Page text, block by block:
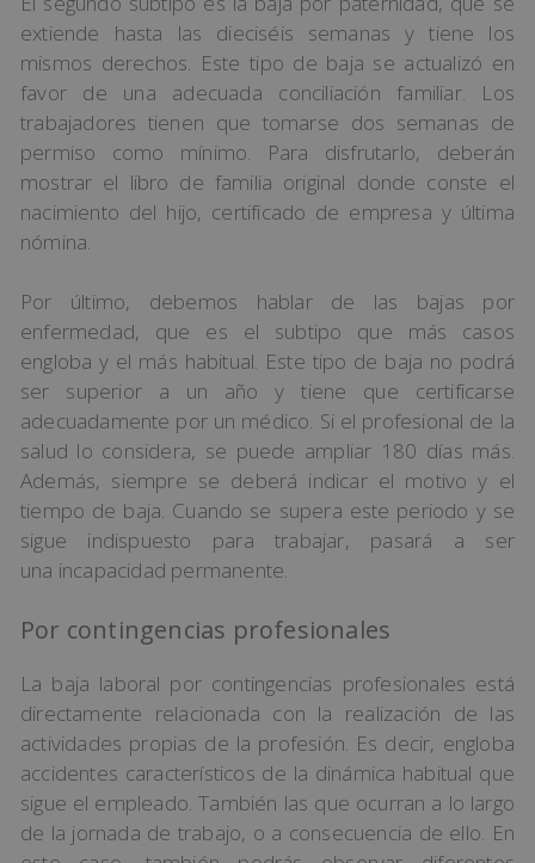
extiende hasta las dieciséis semanas y tiene los
mismos derechos. Este tipo de baja se actualizó en
favor de una adecuada conciliación familiar. Los
trabajadores tienen que tomarse dos semanas de
permiso como mínimo. Para disfrutarlo, deberán
mostrar el libro de familia original donde conste el
nacimiento del hijo, certificado de empresa y última
nómina.
Por último, debemos hablar de las bajas por
enfermedad, que es el subtipo que más casos
engloba y el más habitual. Este tipo de baja no podrá
ser superior a un año y tiene que certificarse
adecuadamente por un médico. Si el profesional de la
salud lo considera, se puede ampliar 180 días más.
Además, siempre se deberá indicar el motivo y el
tiempo de baja. Cuando se supera este periodo y se
sigue indispuesto para trabajar, pasará a ser
una incapacidad permanente.
Por contingencias profesionales
La baja laboral por contingencias profesionales está
directamente relacionada con la realización de las
actividades propias de la profesión. Es decir, engloba
accidentes característicos de la dinámica habitual que
sigue el empleado. También las que ocurran a lo largo
de la jornada de trabajo, o a consecuencia de ello. En